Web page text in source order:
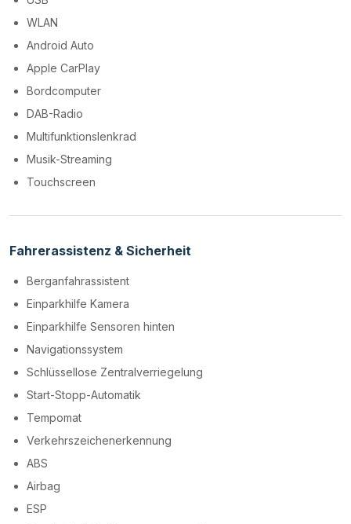
WLAN
Android Auto
Apple CarPlay
Bordcomputer
DAB-Radio
Multifunktionslenkrad
Musik-Streaming
Touchscreen
Fahrerassistenz & Sicherheit
Berganfahrassistent
Einparkhilfe Kamera
Einparkhilfe Sensoren hinten
Navigationssystem
Schlüssellose Zentralverriegelung
Start-Stopp-Automatik
Tempomat
Verkehrszeichenerkennung
ABS
Airbag
ESP